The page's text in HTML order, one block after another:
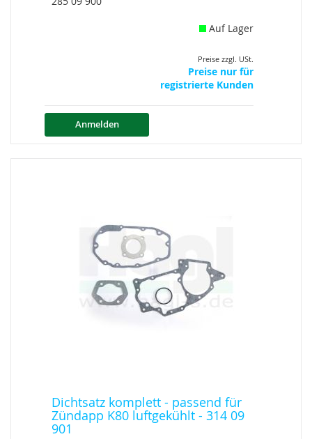
Auf Lager
Preise zzgl. USt.
Preise nur für
registrierte Kunden
Anmelden
Dichtsatz komplett - passend für
Zündapp K80 luftgekühlt - 314 09
901